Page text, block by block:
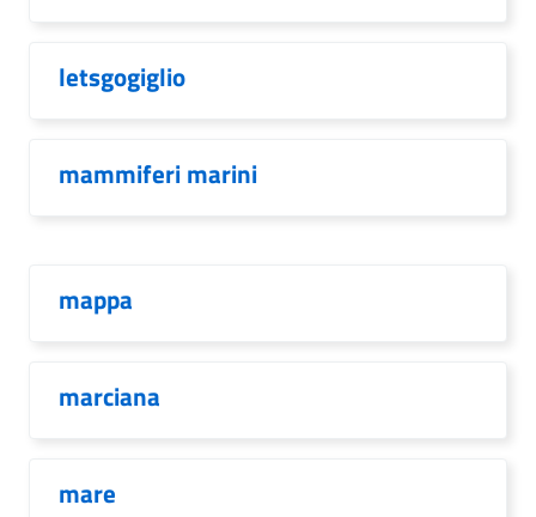
letsgogiglio
mammiferi marini
mappa
marciana
mare